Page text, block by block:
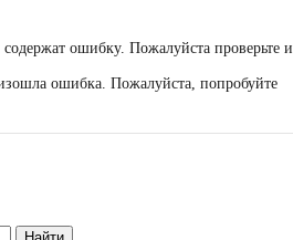
ошибку. Пожалуйста проверьте и
ошибка. Пожалуйста, попробуйте